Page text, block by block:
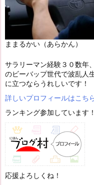
ままるかい（あらかん）
サラリーマン経験３０数年
のビーバップ世代で波乱人
に立つならうれしいです！
詳しいプロフィールはこち
ランキング参加しています！
応援よろしくね！